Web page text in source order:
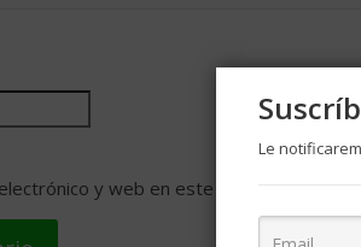
y web en este navegador para
Le